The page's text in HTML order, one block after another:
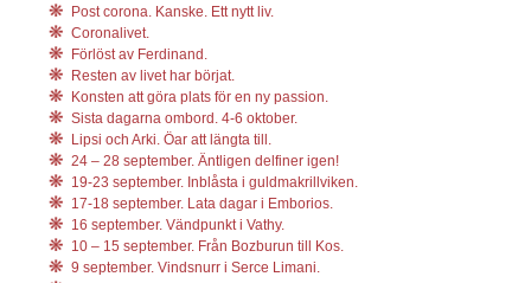
Post corona. Kanske. Ett nytt liv.
Coronalivet.
Förlöst av Ferdinand.
Resten av livet har börjat.
Konsten att göra plats för en ny passion.
Sista dagarna ombord. 4-6 oktober.
Lipsi och Arki. Öar att längta till.
24 – 28 september. Äntligen delfiner igen!
19-23 september. Inblåsta i guldmakrillviken.
17-18 september. Lata dagar i Emborios.
16 september. Vändpunkt i Vathy.
10 – 15 september. Från Bozburun till Kos.
9 september. Vindsnurr i Serce Limani.